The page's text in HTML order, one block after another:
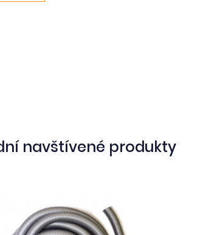
navštívené produkty